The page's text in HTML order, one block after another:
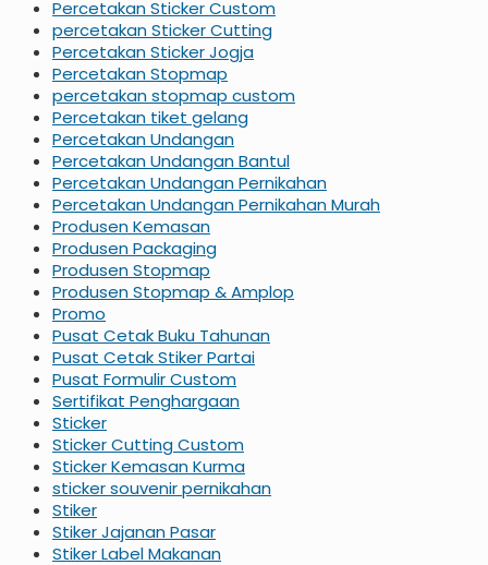
Percetakan Sticker Custom
percetakan Sticker Cutting
Percetakan Sticker Jogja
Percetakan Stopmap
percetakan stopmap custom
Percetakan tiket gelang
Percetakan Undangan
Percetakan Undangan Bantul
Percetakan Undangan Pernikahan
Percetakan Undangan Pernikahan Murah
Produsen Kemasan
Produsen Packaging
Produsen Stopmap
Produsen Stopmap & Amplop
Promo
Pusat Cetak Buku Tahunan
Pusat Cetak Stiker Partai
Pusat Formulir Custom
Sertifikat Penghargaan
Sticker
Sticker Cutting Custom
Sticker Kemasan Kurma
sticker souvenir pernikahan
Stiker
Stiker Jajanan Pasar
Stiker Label Makanan